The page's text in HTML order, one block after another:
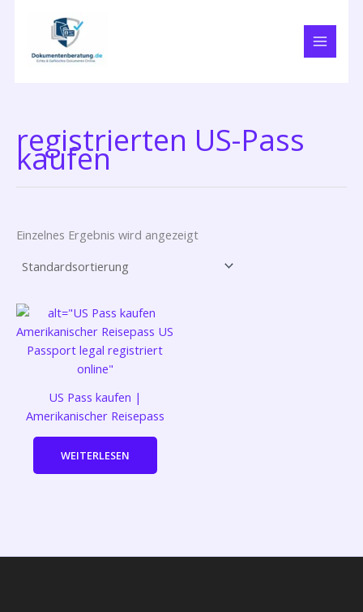
registrierten US-Pass
kaufen
Einzelnes Ergebnis wird angezeigt
US Pass kaufen |
Amerikanischer Reisepass
WEITERLESEN